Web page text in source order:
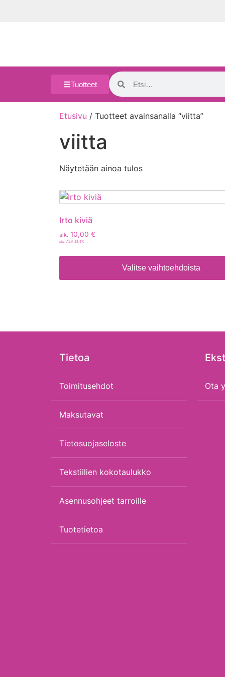
Tuotteet
Etusivu / Tuotteet avainsanalla “viitta”
viitta
Näytetään ainoa tulos
Irto kiviä
alk. 10,00 €
sis. ALV 25,5%
Valitse vaihtoehdoista
Tietoa
Toimitusehdot
Maksutavat
Tietosuojaseloste
Tekstiilien kokotaulukko
Asennusohjeet tarroille
Tuotetietoa
Ota